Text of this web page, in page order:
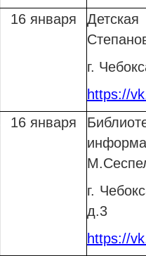
16 января
г.
https://
16 января
г.
д.3
https://